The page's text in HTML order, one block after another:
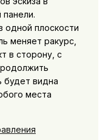
одной плоскости
меняет ракурс,
в сторону, с
будет видна
места